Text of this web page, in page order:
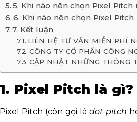
5. Khi nào nên chọn Pixel Pitch
6. Khi nào nên chọn Pixel Pitch
7. Kết luận
LIÊN HỆ TƯ VẤN MIỄN PHÍ
CÔNG TY CỔ PHẦN CÔNG
CẬP NHẬT NHỮNG THÔNG
1. Pixel Pitch là gì?
Pixel Pitch (còn gọi làdot pitch